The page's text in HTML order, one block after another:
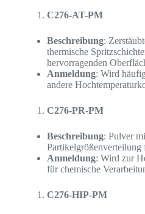
C276-AT-PM
Beschreibung:
thermische
hervorragenden
Anmeldung: Wird
andere
C276-PR-PM
Beschreibung: Pulver
Partikelgrößenverteilung
Anmeldung: Wird zur
für chemische
C276-HIP-PM